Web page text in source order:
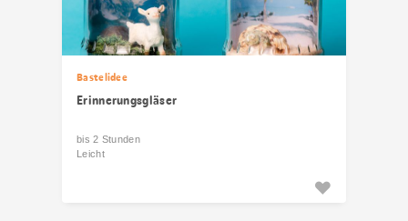
Bastelidee
Erinnerungsgläser
bis 2 Stunden
Leicht